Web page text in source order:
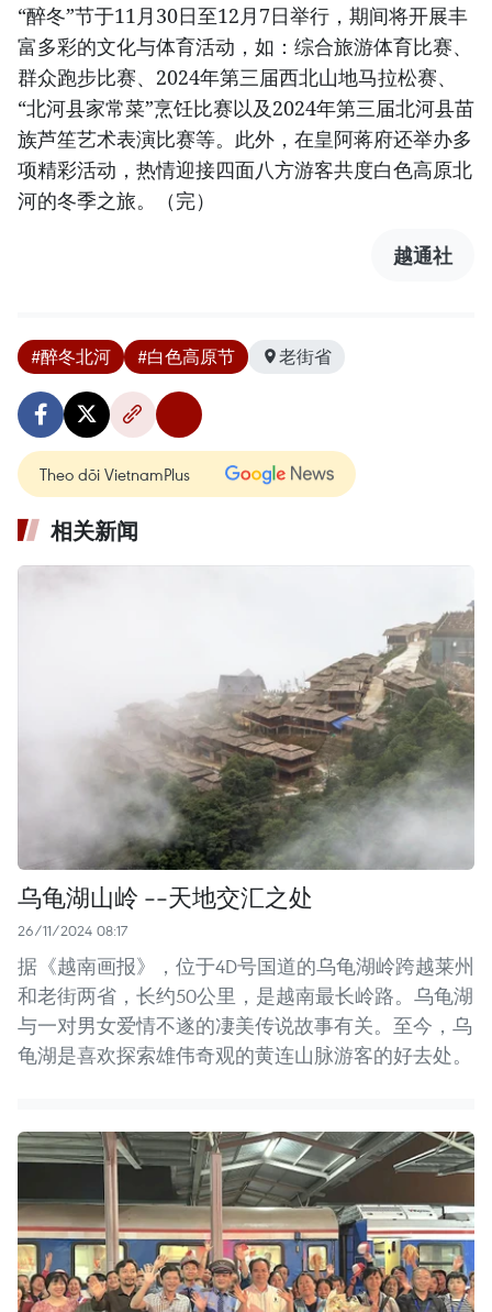
“醉冬”节于11月30日至12月7日举行，期间将开展丰
富多彩的文化与体育活动，如：综合旅游体育比赛、
群众跑步比赛、2024年第三届西北山地马拉松赛、
“北河县家常菜”烹饪比赛以及2024年第三届北河县苗
族芦笙艺术表演比赛等。此外，在皇阿蒋府还举办多
项精彩活动，热情迎接四面八方游客共度白色高原北
河的冬季之旅。（完）
越通社
#醉冬北河 #白色高原节 老街省
Theo dõi VietnamPlus
相关新闻
乌龟湖山岭 --天地交汇之处
26/11/2024 08:17
据《越南画报》，位于4D号国道的乌龟湖岭跨越莱州
和老街两省，长约50公里，是越南最长岭路。乌龟湖
与一对男女爱情不遂的凄美传说故事有关。至今，乌
龟湖是喜欢探索雄伟奇观的黄连山脉游客的好去处。